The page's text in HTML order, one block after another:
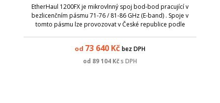
EtherHaul 1200FX je mikrovlnný spoj bod-bod pracující v
bezlicenčním pásmu 71-76 / 81-86 GHz (E-band) . Spoje v
tomto pásmu lze provozovat v České republice podle
od 73 640 Kč bez DPH
od 89 104 Kčs DPH